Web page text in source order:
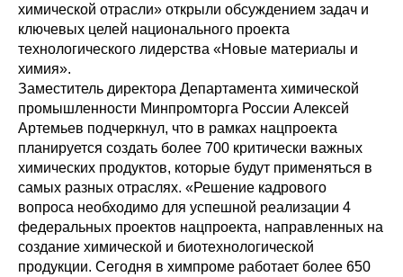
химической отрасли» открыли обсуждением задач и
ключевых целей национального проекта
технологического лидерства «Новые материалы и
химия».
Заместитель директора Департамента химической
промышленности Минпромторга России Алексей
Артемьев подчеркнул, что в рамках нацпроекта
планируется создать более 700 критически важных
химических продуктов, которые будут применяться в
самых разных отраслях. «Решение кадрового
вопроса необходимо для успешной реализации 4
федеральных проектов нацпроекта, направленных на
создание химической и биотехнологической
продукции. Сегодня в химпроме работает более 650